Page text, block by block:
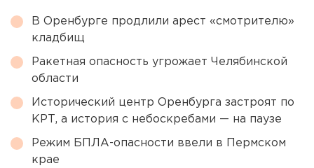
В Оренбурге продлили арест «смотрителю»
кладбищ
Ракетная опасность угрожает Челябинской
области
Исторический центр Оренбурга застроят по
КРТ, а история с небоскребами — на паузе
Режим БПЛА-опасности ввели в Пермском
крае